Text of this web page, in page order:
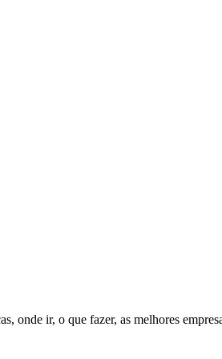
onde ir, o que fazer, as melhores